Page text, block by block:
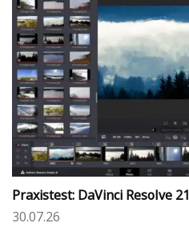
Praxistest: DaVinci Resolve 21
30.07.26